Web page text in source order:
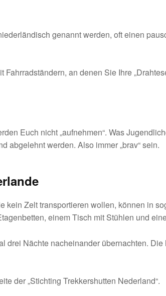
genannt werden, oft einen
an denen Sie Ihre
Euch nicht „aufnehmen“. Was
abgelehnt werden. Also immer „brav“ sein.
kein Zelt transportieren wollen, können in
einem Tisch mit Stühlen und
drei Nächte nacheinander übernachten.
der „Stichting Trekkershutten Nederland“.